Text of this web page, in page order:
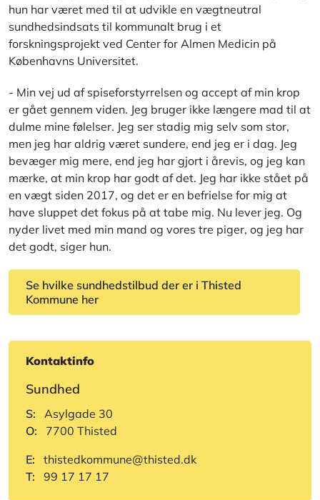
hun har været med til at udvikle en vægtneutral
sundhedsindsats til kommunalt brug i et
forskningsprojekt ved Center for Almen Medicin på
Københavns Universitet.
- Min vej ud af spiseforstyrrelsen og accept af min krop
er gået gennem viden. Jeg bruger ikke længere mad til at
dulme mine følelser. Jeg ser stadig mig selv som stor,
men jeg har aldrig været sundere, end jeg er i dag. Jeg
bevæger mig mere, end jeg har gjort i årevis, og jeg kan
mærke, at min krop har godt af det. Jeg har ikke stået på
en vægt siden 2017, og det er en befrielse for mig at
have sluppet det fokus på at tabe mig. Nu lever jeg. Og
nyder livet med min mand og vores tre piger, og jeg har
det godt, siger hun.
Se hvilke sundhedstilbud der er i Thisted
Kommune her
Kontaktinfo
Sundhed
S:
Asylgade 30
O:
7700 Thisted
E:
thistedkommune@thisted.dk
T:
99 17 17 17